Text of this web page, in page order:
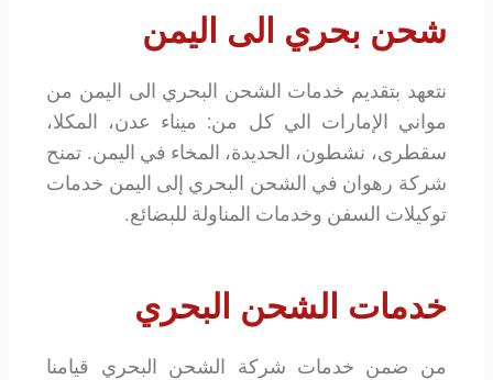
شحن بحري الى اليمن
نتعهد بتقديم خدمات الشحن البحري الى اليمن من
مواني الإمارات الي كل من: ميناء عدن، المكلا،
سقطرى، نشطون، الحديدة، المخاء في اليمن. تمنح
شركة رهوان في الشحن البحري إلى اليمن خدمات
توكيلات السفن وخدمات المناولة للبضائع.
خدمات الشحن البحري
من ضمن خدمات شركة الشحن البحري قيامنا